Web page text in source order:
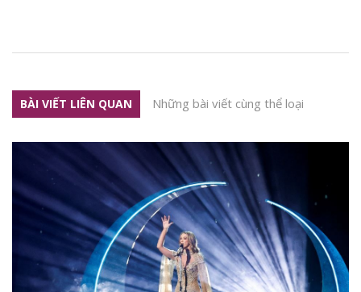
BÀI VIẾT LIÊN QUAN Những bài viết cùng thể loại